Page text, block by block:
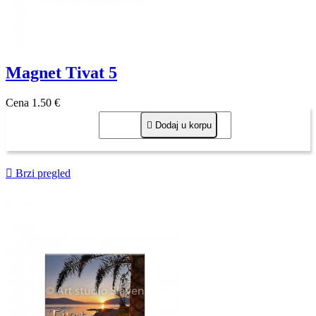
Magnet Tivat 5
Cena 1,50 €
 Dodaj u korpu
 Brzi pregled